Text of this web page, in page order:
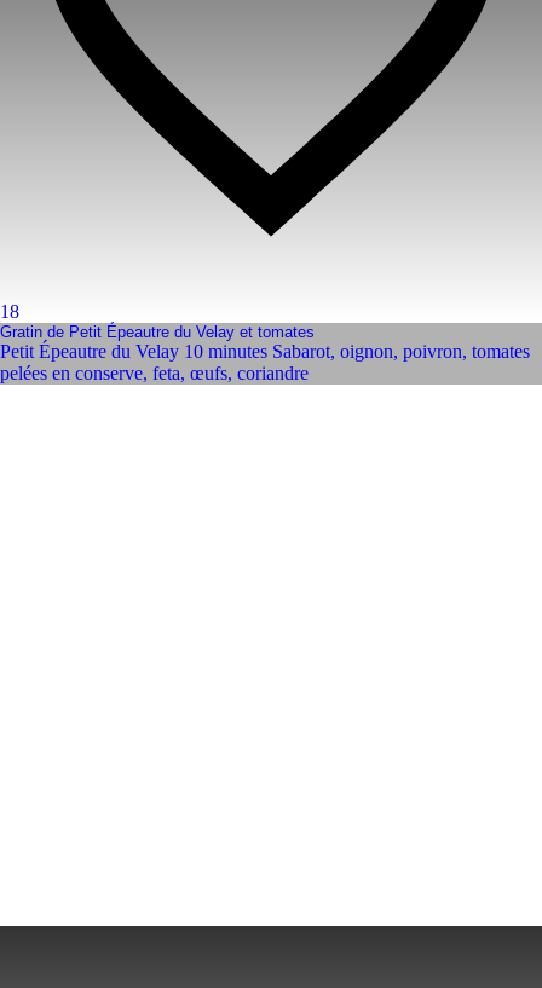
18
Gratin de Petit Épeautre du Velay et tomates
Petit Épeautre du Velay 10 minutes Sabarot, oignon, poivron, tomates
pelées en conserve, feta, œufs, coriandre